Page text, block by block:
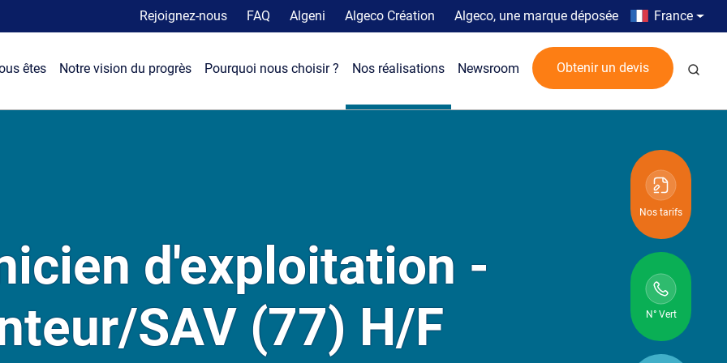
Top menu
Rejoignez-nous FAQ Algeni Algeco Création Algeco, une marque déposée Country menu
France
êtes Notre vision du progrès Pourquoi nous choisir ? Nos réalisations Newsroom Obtenir un devis
Nos tarifs
N° Vert
N° vert :
d'exploitation -
SAV (77) H/F